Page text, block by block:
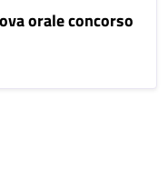
orale concorso